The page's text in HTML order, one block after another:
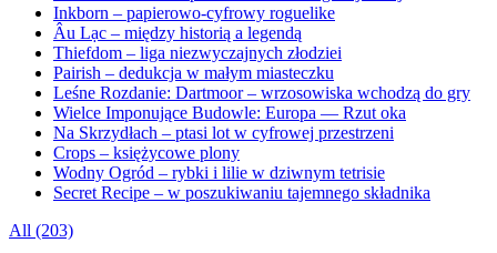
Inkborn – papierowo-cyfrowy roguelike
Âu Lạc – między historią a legendą
Thiefdom – liga niezwyczajnych złodziei
Pairish – dedukcja w małym miasteczku
Leśne Rozdanie: Dartmoor – wrzosowiska wchodzą do gry
Wielce Imponujące Budowle: Europa — Rzut oka
Na Skrzydłach – ptasi lot w cyfrowej przestrzeni
Crops – księżycowe plony
Wodny Ogród – rybki i lilie w dziwnym tetrisie
Secret Recipe – w poszukiwaniu tajemnego składnika
All (203)